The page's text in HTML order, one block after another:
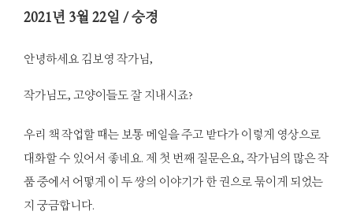
2021년 3월 22일 / 승경
안녕하세요 김보영 작가님,
작가님도, 고양이들도 잘 지내시죠?
우리 책 작업할 때는 보통 메일을 주고 받다가 이렇게 영상으로
대화할 수 있어서 좋네요. 제 첫 번째 질문은요, 작가님의 많은 작
품 중에서 어떻게 이 두 쌍의 이야기가 한 권으로 묶이게 되었는
지 궁금합니다.